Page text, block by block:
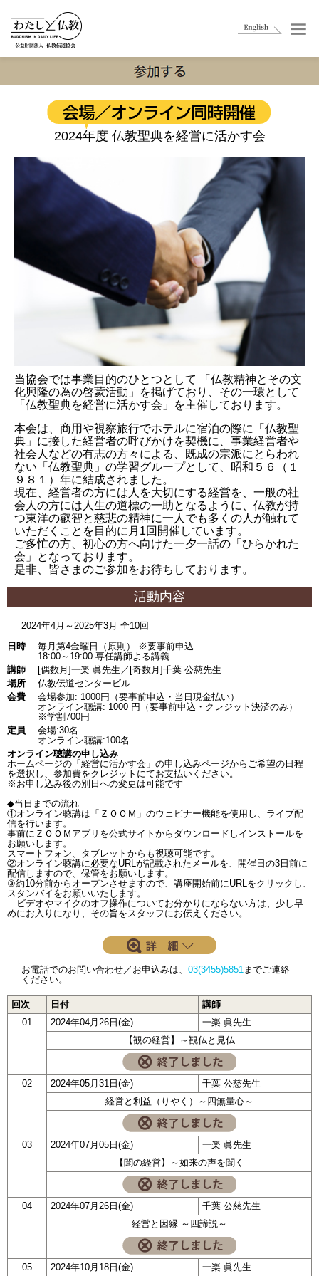
2024年度 仏教聖典を経営に活かす会
当協会では事業目的のひとつとして 「仏教精神とその文
化興隆の為の啓蒙活動」を掲げており、その一環として
「仏教聖典を経営に活かす会」を主催しております。
本会は、商用や視察旅行でホテルに宿泊の際に「仏教聖
典」に接した経営者の呼びかけを契機に、事業経営者や
社会人などの有志の方々による、既成の宗派にとらわれ
ない「仏教聖典」の学習グループとして、昭和５６（１
９８１）年に結成されました。
現在、経営者の方には人を大切にする経営を、一般の社
会人の方には人生の道標の一助となるように、仏教が持
つ東洋の叡智と慈悲の精神に一人でも多くの人が触れて
いただくことを目的に月1回開催しています。
ご多忙の方、初心の方へ向けた一夕一話の「ひらかれた
会」となっております。
是非、皆さまのご参加をお待ちしております。
活動内容
2024年4月～2025年3月 全10回
日時
毎月第4金曜日（原則） ※要事前申込
18:00～19:00 専任講師よる講義
講師
[偶数月]一楽 眞先生／[奇数月]千葉 公慈先生
場所
仏教伝道センタービル
会費
会場参加: 1000円（要事前申込・当日現金払い）
オンライン聴講: 1000 円（要事前申込・クレジット決済のみ）
※学割700円
定員
会場:30名
オンライン聴講:100名
オンライン聴講の申し込み
ホームページの「経営に活かす会」の申し込みページからご希望の日程
を選択し、参加費をクレジットにてお支払いください。
※お申し込み後の別日への変更は可能です
◆当日までの流れ
①オンライン聴講は「ＺＯＯＭ」のウェビナー機能を使用し、ライブ配
信を行います。
事前にＺＯＯＭアプリを公式サイトからダウンロードしインストールを
お願いします。
スマートフォン、タブレットからも視聴可能です。
②オンライン聴講に必要なURLが記載されたメールを、開催日の3日前に
配信しますので、保管をお願いします。
③約10分前からオープンさせますので、講座開始前にURLをクリックし、
スタンバイをお願いいたします。
ビデオやマイクのオフ操作についてお分かりにならない方は、少し早
めにお入りになり、その旨をスタッフにお伝えください。
お電話でのお問い合わせ／お申込みは、 03(3455)5851までご連絡
ください。
回次 日付
講師
01
2024年04月26日(金)
一楽 眞先生
【観の経営】～観仏と見仏
02 2024年05月31日(金)
千葉 公慈先生
経営と利益（りやく）～四無量心～
03 2024年07月05日(金)
一楽 眞先生
【聞の経営】～如来の声を聞く
04 2024年07月26日(金)
千葉 公慈先生
経営と因縁 ～四諦説～
05 2024年10月18日(金) 一楽 眞先生